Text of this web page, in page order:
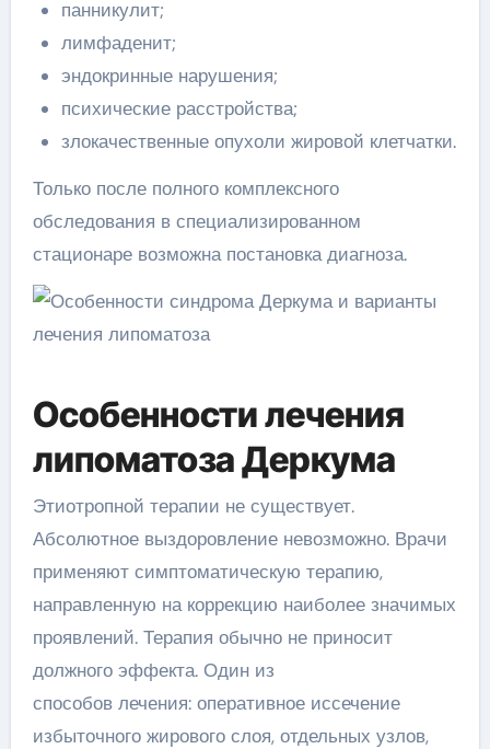
панникулит;
лимфаденит;
эндокринные нарушения;
психические расстройства;
злокачественные опухоли жировой клетчатки.
Только после полного комплексного
обследования в специализированном
стационаре возможна постановка диагноза.
Особенности лечения
липоматоза Деркума
Этиотропной терапии не существует.
Абсолютное выздоровление невозможно. Врачи
применяют симптоматическую терапию,
направленную на коррекцию наиболее значимых
проявлений. Терапия обычно не приносит
должного эффекта. Один из
способов лечения: оперативное иссечение
избыточного жирового слоя, отдельных узлов,